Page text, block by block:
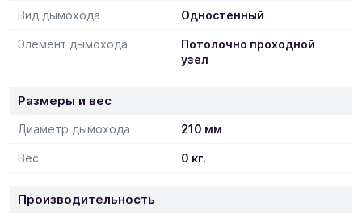
Вид дымохода Одностенный
Элемент дымохода
Потолочно проходной
узел
Размеры и вес
Диаметр дымохода 210 мм
Вес 0 кг.
Производительность